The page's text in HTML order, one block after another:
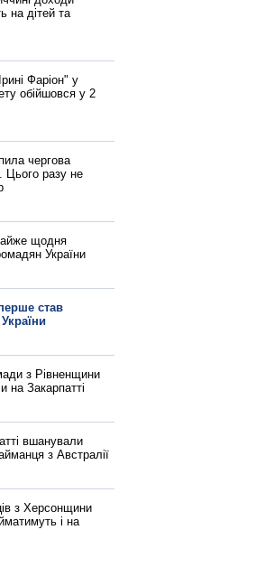
на дітей та
Фаріон" у
обійшовся у 2
чергова
Цього разу не
щодня
України
став
з Рівненщини
на Закарпатті
вшанували
з Австралії
з Херсонщини
і на